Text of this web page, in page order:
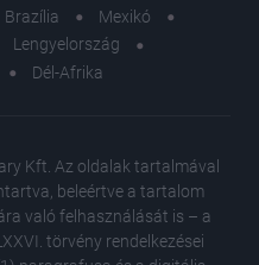
Brazília
Mexikó
Lengyelország
Dél-Afrika
Kft. Az oldalak tartalmával
beleértve a tartalom
való felhasználását is – a
törvény rendelkezései